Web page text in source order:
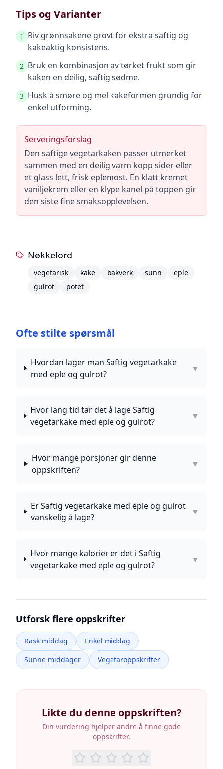
Tips og Varianter
1
Riv grønnsakene grovt for ekstra saftig og
kakeaktig konsistens.
2 Bruk en kombinasjon av tørket frukt som gir
kaken en deilig, saftig sødme.
3 Husk å smøre og mel kakeformen grundig for
enkel utforming.
Serveringsforslag
Den saftige vegetarkaken passer utmerket
sammen med en deilig varm kopp sider eller
et glass lett, frisk eplemost. En klatt kremet
vaniljekrem eller en klype kanel på toppen gir
den siste fine smaksopplevelsen.
Nøkkelord
vegetarisk kake bakverk sunn
eple
gulrot
potet
Ofte stilte spørsmål
Hvordan lager man Saftig vegetarkake
med eple og gulrot?
▼
Hvor lang tid tar det å lage Saftig
vegetarkake med eple og gulrot?
▼
Hvor mange porsjoner gir denne
oppskriften?
▼
Er Saftig vegetarkake med eple og gulrot
vanskelig å lage?
▼
Hvor mange kalorier er det i Saftig
vegetarkake med eple og gulrot?
▼
Utforsk flere oppskrifter
Rask middag
Enkel middag
Sunne middager
Vegetaroppskrifter
Likte du denne oppskriften?
Din vurdering hjelper andre å finne gode
oppskrifter.